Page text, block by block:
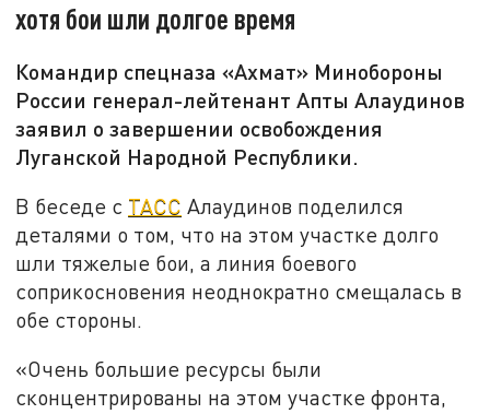
хотя бои шли долгое время
Командир спецназа «Ахмат» Минобороны
России генерал-лейтенант Апты Алаудинов
заявил о завершении освобождения
Луганской Народной Республики.
В беседе с ТАСС Алаудинов поделился
деталями о том, что на этом участке долго
шли тяжелые бои, а линия боевого
соприкосновения неоднократно смещалась в
обе стороны.
«Очень большие ресурсы были
сконцентрированы на этом участке фронта,